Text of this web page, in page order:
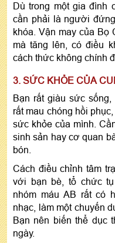
Dù trong một gia đình
cần phải là người
khóa. Vận may của Bọ
mà tăng lên, có điều
cách thức không chính
3. SỨC KHỎE CỦA
Bạn rất giàu sức
rất mau chóng hồi
sức khỏe của mình.
sinh sản hay cơ quan
bón.
Cách điều chỉnh tâm
với bạn bè, tổ chức
nhóm máu AB rất có
nhạc, làm một chuyến
Bạn nên biến thể dục
ngày.